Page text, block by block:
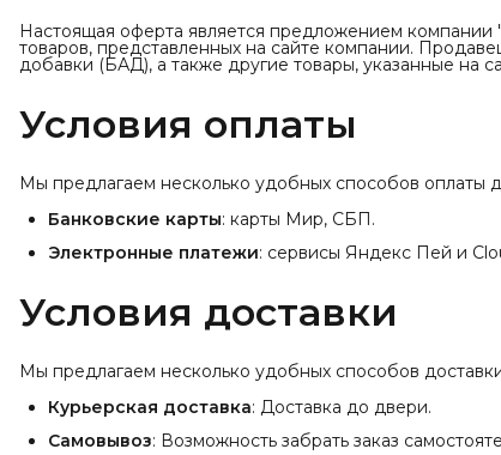
Настоящая оферта является предложением
товаров, представленных на сайте компании.
добавки (БАД), а также другие товары, указанные на
Условия оплаты
Мы предлагаем несколько удобных способов оплаты
Банковские карты: карты Мир, СБП.
Электронные платежи: сервисы Яндекс Пей и
Условия доставки
Мы предлагаем несколько удобных способов
Курьерская доставка: Доставка до двери.
Самовывоз: Возможность забрать заказ